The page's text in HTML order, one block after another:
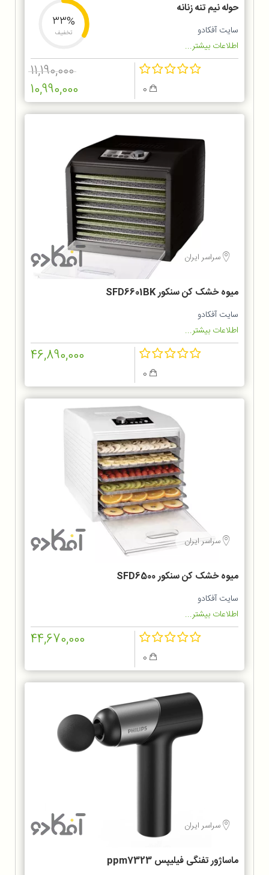
حوله نیم تنه زنانه
سایت آفکادو
اطلاعات بیشتر...
33%
تخفیف
11,190,000
10,990,000
سراسر ایران
میوه خشک کن سنکور SFD6601BK
سایت آفکادو
اطلاعات بیشتر...
46,890,000
سراسر ایران
میوه خشک کن سنکور SFD6500
سایت آفکادو
اطلاعات بیشتر...
44,670,000
سراسر ایران
ماساژور تفنگی فیلیپس ppm7323